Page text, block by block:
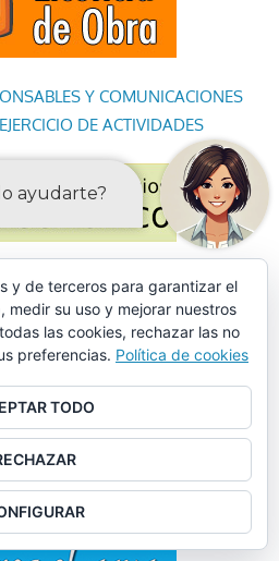
Y COMUNICACIONES
DE ACTIVIDADES
y de terceros para garantizar el
medir su uso y mejorar nuestros
las cookies, rechazar las no
preferencias. Política de cookies
TODO